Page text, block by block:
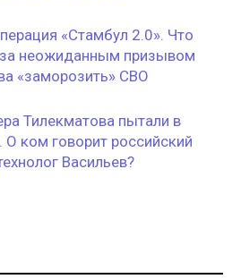
«Стамбул 2.0». Что
за неожиданным призывом
«заморозить» СВО
Тилекматова пытали в
О ком говорит российский
Васильев?